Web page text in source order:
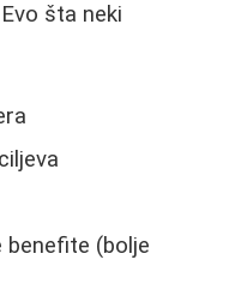
šta neki
benefite (bolje